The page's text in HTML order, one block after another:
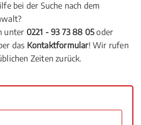
bei der Suche nach dem
unter 0221 - 93 73 88 05oder
das Kontaktformular! Wir rufen
Zeiten zurück.